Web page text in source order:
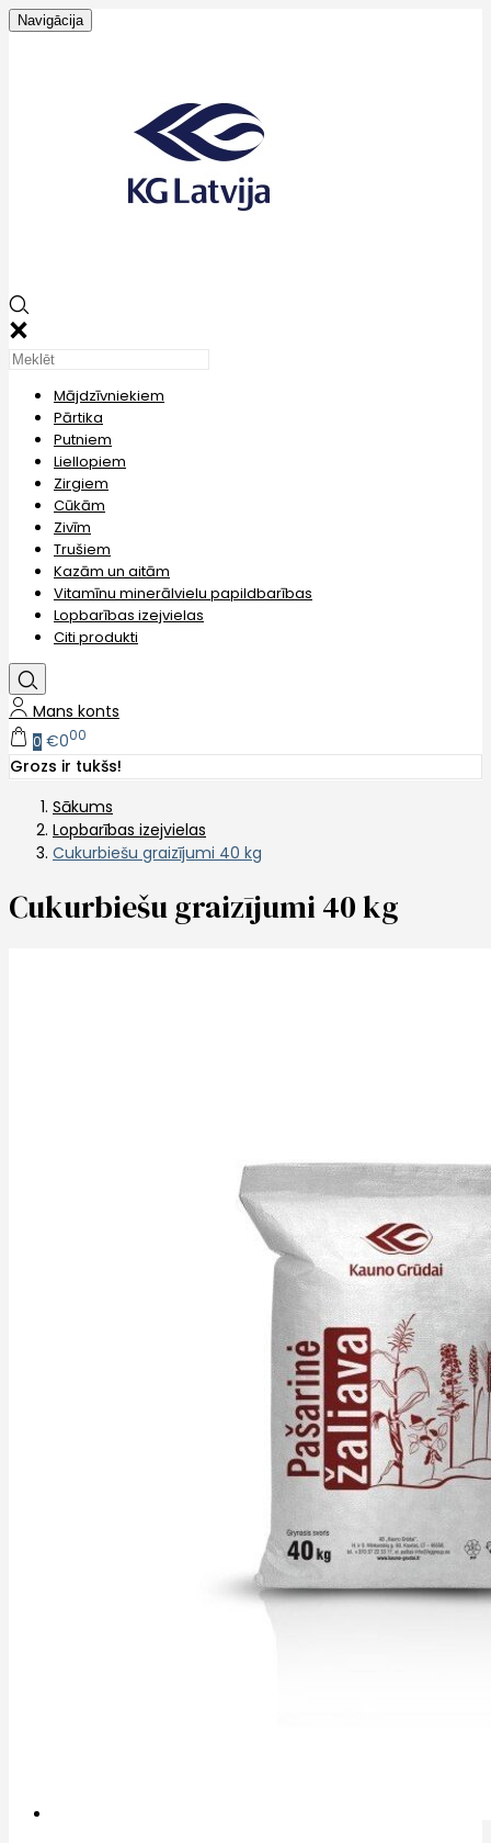
Navigācija
Mājdzīvniekiem
Pārtika
Putniem
Liellopiem
Zirgiem
Cūkām
Zivīm
Trušiem
Kazām un aitām
Vitamīnu minerālvielu papildbarības
Lopbarības izejvielas
Citi produkti
Mans konts
0 €000
Grozs ir tukšs!
Sākums
Lopbarības izejvielas
Cukurbiešu graizījumi 40 kg
Cukurbiešu graizījumi 40 kg